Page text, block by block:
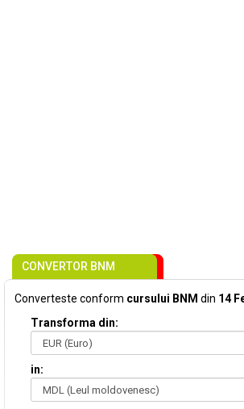
CONVERTOR BNM
Converteste conform cursului BNM din 14
Transforma din:
in: